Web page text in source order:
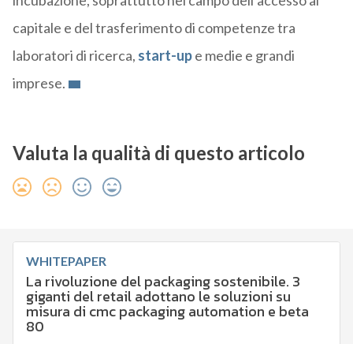
capitale e del trasferimento di competenze tra
laboratori di ricerca, start-upe medie e grandi
imprese.
Valuta la qualità di questo articolo
WHITEPAPER
La rivoluzione del packaging sostenibile. 3
giganti del retail adottano le soluzioni su
misura di cmc packaging automation e beta
80